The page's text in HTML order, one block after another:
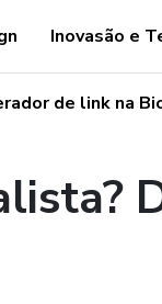
Inovasão e
de link na